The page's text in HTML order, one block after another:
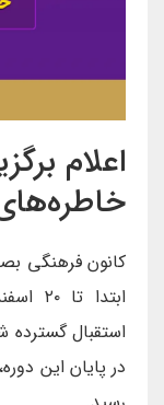
اعلام
کانون فرهنگی